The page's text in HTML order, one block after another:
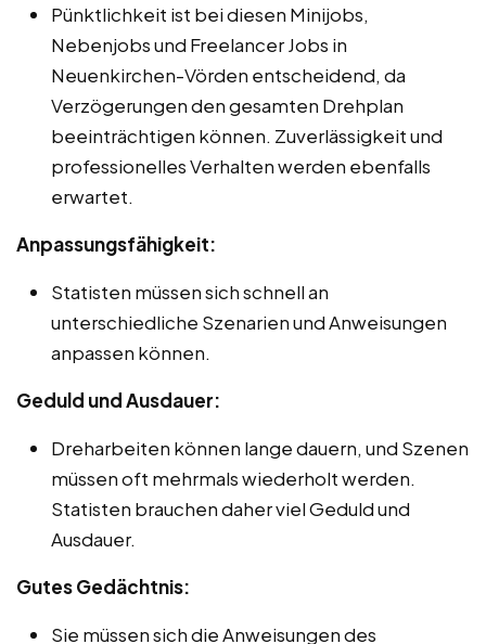
Pünktlichkeit ist bei diesen Minijobs,
Nebenjobs und Freelancer Jobs in
Neuenkirchen-Vörden entscheidend, da
Verzögerungen den gesamten Drehplan
beeinträchtigen können. Zuverlässigkeit und
professionelles Verhalten werden ebenfalls
erwartet.
Anpassungsfähigkeit:
Statisten müssen sich schnell an
unterschiedliche Szenarien und Anweisungen
anpassen können.
Geduld und Ausdauer:
Dreharbeiten können lange dauern, und Szenen
müssen oft mehrmals wiederholt werden.
Statisten brauchen daher viel Geduld und
Ausdauer.
Gutes Gedächtnis:
Sie müssen sich die Anweisungen des